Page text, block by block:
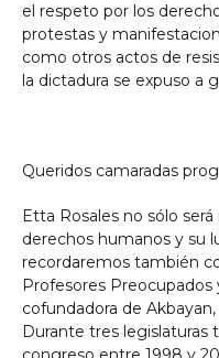
el respeto por los
protestas y
como otros actos de
la dictadura se expuso a
Queridos camaradas
Etta Rosales no sólo
derechos humanos y su
recordaremos también
Profesores
cofundadora de
Durante tres